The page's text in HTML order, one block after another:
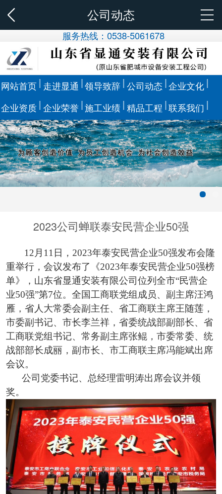
公司动态
服务热线：0538-5061678
网站首页 走进显通 领导致辞 公司动态 企业文化
企业资质 企业荣誉 施工业绩 精品工程 联系我们
2023公司蝉联泰安民营企业50强
12月11日 ， 2023年泰安民营企业50强发布会隆
重举行，会议发布了《2023年泰安民营企业50强榜
单》， 山东省显通安装有限公司位列全市“民营企
业50强”第7位。 全国工商联党组成员、副主席汪鸿
雁，省人大常委会副主任、省工商联主席王随莲，
市委副书记、市长李兰祥，省委统战部副部长、省
工商联党组书记、常务副主席张鲲，市委常委、统
战部部长成丽，副市长、市工商联主席冯能斌出席
会议。
公司党委书记、总经理雷明涛出席会议并领
奖。